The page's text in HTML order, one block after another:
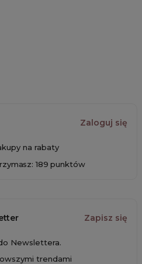
Zaloguj się
na rabaty
189 punktów
Zapisz się
Newslettera.
trendami